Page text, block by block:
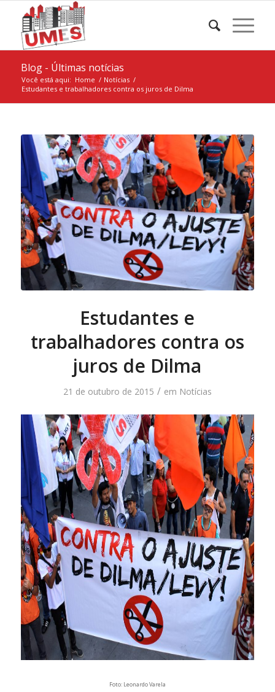
Blog - Últimas notícias
Você está aqui: Home / Notícias /
Estudantes e trabalhadores contra os juros de Dilma
Estudantes e
trabalhadores contra os
juros de Dilma
21 de outubro de 2015 / em Notícias
Foto: Leonardo Varela